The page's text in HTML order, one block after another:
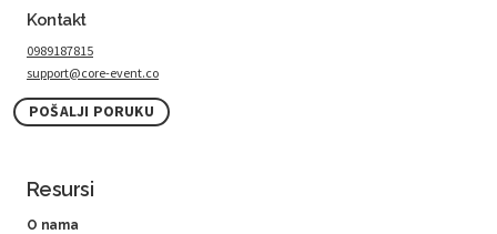
Kontakt
0989187815
support@core-event.co
POŠALJI PORUKU
Resursi
O nama